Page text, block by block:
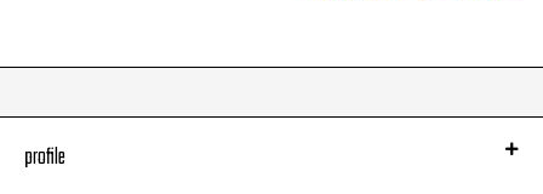
profile